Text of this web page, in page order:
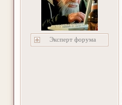
Эксперт форума